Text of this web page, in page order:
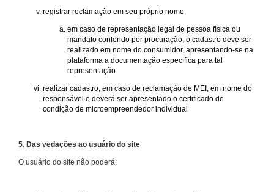
registrar reclamação em seu próprio nome:
em caso de representação legal de pessoa física ou
mandato conferido por procuração, o cadastro deve ser
realizado em nome do consumidor, apresentando-se na
plataforma a documentação específica para tal
representação
realizar cadastro, em caso de reclamação de MEI, em nome do
responsável e deverá ser apresentado o certificado de
condição de microempreendedor individual
5. Das vedações ao usuário do site
O usuário do site não poderá: